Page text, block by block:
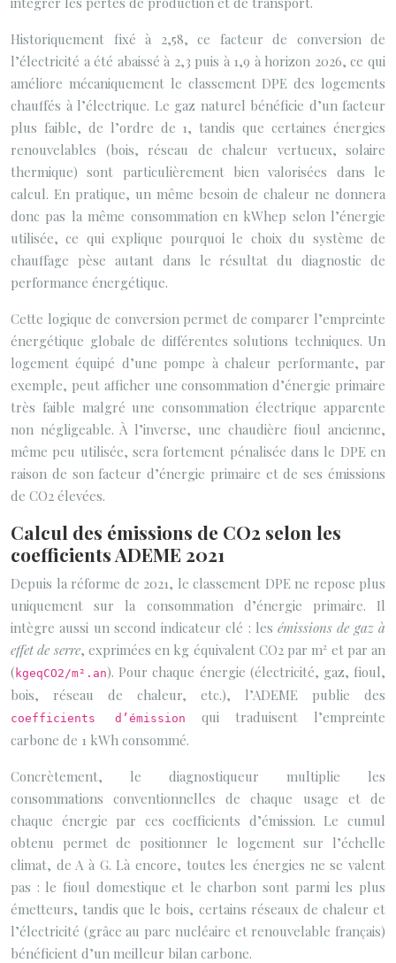
Historiquement fixé à 2,58, ce facteur de conversion de
l’électricité a été abaissé à 2,3 puis à 1,9 à horizon 2026, ce qui
améliore mécaniquement le classement DPE des logements
chauffés à l’électrique. Le gaz naturel bénéficie d’un facteur
plus faible, de l’ordre de 1, tandis que certaines énergies
renouvelables (bois, réseau de chaleur vertueux, solaire
thermique) sont particulièrement bien valorisées dans le
calcul. En pratique, un même besoin de chaleur ne donnera
donc pas la même consommation en kWhep selon l’énergie
utilisée, ce qui explique pourquoi le choix du système de
chauffage pèse autant dans le résultat du diagnostic de
performance énergétique.
Cette logique de conversion permet de comparer l’empreinte
énergétique globale de différentes solutions techniques. Un
logement équipé d’une pompe à chaleur performante, par
exemple, peut afficher une consommation d’énergie primaire
très faible malgré une consommation électrique apparente
non négligeable. À l’inverse, une chaudière fioul ancienne,
même peu utilisée, sera fortement pénalisée dans le DPE en
raison de son facteur d’énergie primaire et de ses émissions
de CO2 élevées.
Calcul des émissions de CO2 selon les
coefficients ADEME 2021
Depuis la réforme de 2021, le classement DPE ne repose plus
uniquement sur la consommation d’énergie primaire. Il
intègre aussi un second indicateur clé : lesémissions de gaz à
effet de serre, exprimées en kg équivalent CO2 par m² et par an
( kgeqCO2/m².an). Pour chaque énergie (électricité, gaz, fioul,
bois, réseau de chaleur, etc.), l’ADEME publie des
coefficients d’émission
qui traduisent l’empreinte
carbone de 1 kWh consommé.
Concrètement, le diagnostiqueur multiplie les
consommations conventionnelles de chaque usage et de
chaque énergie par ces coefficients d’émission. Le cumul
obtenu permet de positionner le logement sur l’échelle
climat, de A à G. Là encore, toutes les énergies ne se valent
pas : le fioul domestique et le charbon sont parmi les plus
émetteurs, tandis que le bois, certains réseaux de chaleur et
l’électricité (grâce au parc nucléaire et renouvelable français)
bénéficient d’un meilleur bilan carbone.